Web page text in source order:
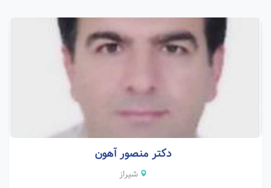
دکتر منصور آهون
شیراز